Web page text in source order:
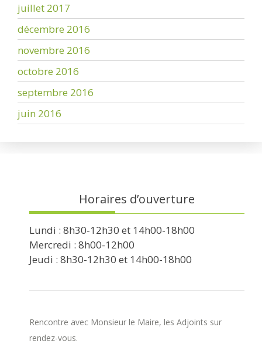
juillet 2017
décembre 2016
novembre 2016
octobre 2016
septembre 2016
juin 2016
Horaires d’ouverture
Lundi : 8h30-12h30 et 14h00-18h00
Mercredi : 8h00-12h00
Jeudi : 8h30-12h30 et 14h00-18h00
Rencontre avec Monsieur le Maire, les Adjoints sur
rendez-vous.